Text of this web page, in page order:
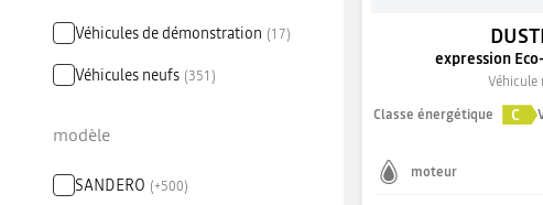
Véhicules de démonstration (17)
Véhicules neufs (351 )
modèle
SANDERO (+500)
expression
Véhicule
Classe énergétique
C
moteur